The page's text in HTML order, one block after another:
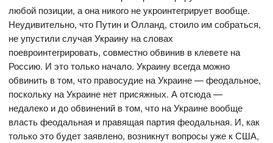
любой позиции, а она никого не укроинтегрирует вообще.
Неудивительно, что Путин и Олланд, стоило им собраться,
не упустили случая Украину на словах
поевроинтегрировать, совместно обвинив в клевете на
Россию. И это только начало. Украину всегда можно
обвинить в том, что правосудие на Украине — феодальное,
поскольку на Украине нет присяжных. А отсюда —
недалеко и до обвинений в том, что на Украине вообще
власть феодальная и правящая партия феодальная. И, как
только это будет заявлено, возникнут вопросы уже к США,